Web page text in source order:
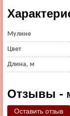
Мулине
Цвет
Длина, м
Отзывы -
Оставить отзыв